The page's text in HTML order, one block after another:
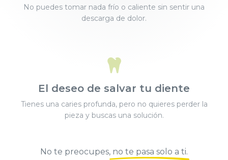
No puedes tomar nada frío o caliente sin sentir una
descarga de dolor.
El deseo de salvar tu diente
Tienes una caries profunda, pero no quieres perder la
pieza y buscas una solución.
No te preocupes, no te pasa solo a ti.